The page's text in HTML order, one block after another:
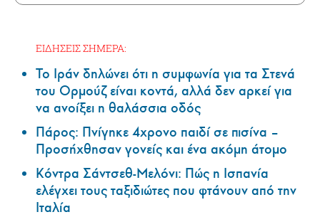
ΕΙΔΗΣΕΙΣ ΣΗΜΕΡΑ:
Το Ιράν δηλώνει ότι η συμφωνία για τα Στενά
του Ορμούζ είναι κοντά, αλλά δεν αρκεί για
να ανοίξει η θαλάσσια οδός
Πάρος: Πνίγηκε 4χρονο παιδί σε πισίνα –
Προσήχθησαν γονείς και ένα ακόμη άτομο
Κόντρα Σάντσεθ-Μελόνι: Πώς η Ισπανία
ελέγχει τους ταξιδιώτες που φτάνουν από την
Ιταλία